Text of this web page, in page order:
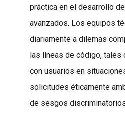
práctica en el desarrollo
avanzados. Los equipos
diariamente a dilemas
las líneas de código, tales
con usuarios en
solicitudes éticamente
de sesgos